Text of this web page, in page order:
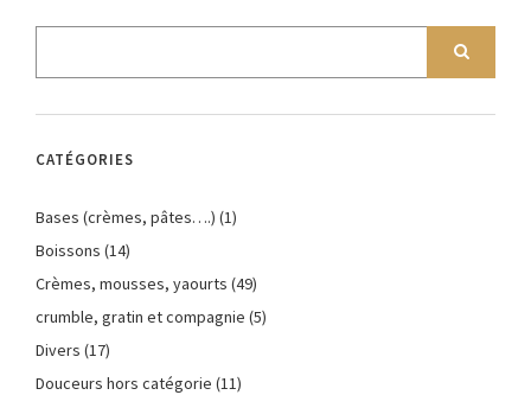
CATÉGORIES
Bases (crèmes, pâtes….) (1)
Boissons (14)
Crèmes, mousses, yaourts (49)
crumble, gratin et compagnie (5)
Divers (17)
Douceurs hors catégorie (11)